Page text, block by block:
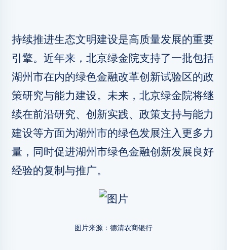
持续推进生态文明建设是高质量发展的重要
引擎。近年来，北京绿金院支持了一批包括
湖州市在内的绿色金融改革创新试验区的政
策研究与能力建设。未来，北京绿金院将继
续在前沿研究、创新实践、政策支持与能力
建设等方面为湖州市的绿色发展注入更多力
量，同时促进湖州市绿色金融创新发展良好
经验的复制与推广。
图片来源：德清农商银行